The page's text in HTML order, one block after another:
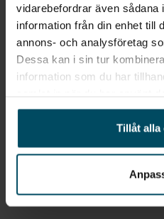
vidarebefordrar även sådana
information från din enhet till
annons- och analysföretag
Dessa kan i sin tur
information som du har
Tillåt alla
Max släpvagnsvikt B-körkort
Total tågvikt
Anton
Carlsson
Säljare